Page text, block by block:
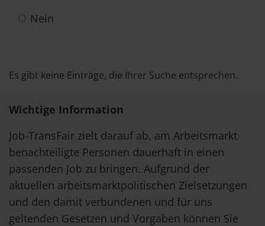
Nein
Es gibt keine Einträge, die Ihrer Suche entsprechen.
Wichtige Information
Job-TransFair zielt darauf ab, am Arbeitsmarkt
benachteiligte Personen dauerhaft in einen
passenden Job zu bringen. Aufgrund der
aktuellen arbeitsmarktpolitischen Zielsetzungen
und den damit verbundenen und für uns
geltenden Gesetzen und Vorgaben können Sie
News
Standorte